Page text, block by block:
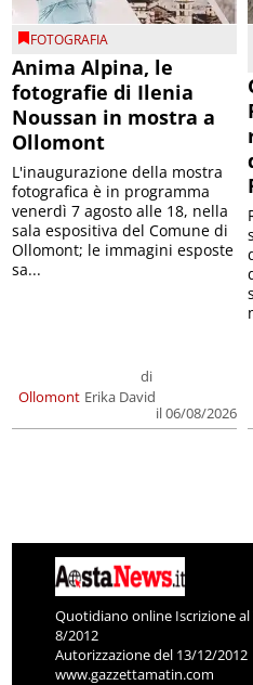
FOTOGRAFIA
Anima Alpina, le
fotografie di Ilenia
Noussan in mostra a
Ollomont
Ollomont
di
Erika David
il 06/08/2026
L'inaugurazione della mostra
fotografica è in programma
venerdì 7 agosto alle 18, nella
sala espositiva del Comune di
Ollomont; le immagini esposte
sa...
Quotidiano online Iscrizione
8/2012
Autorizzazione del 13/12/2012
www.gazzettamatin.com